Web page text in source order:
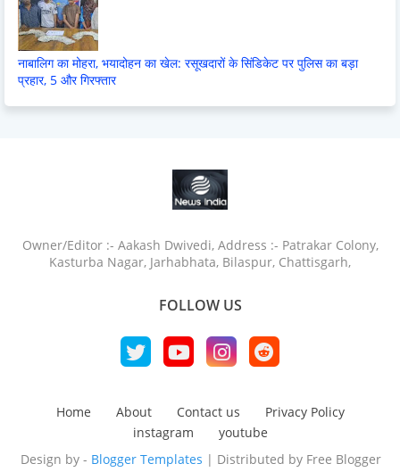
नाबालिग का मोहरा, भयादोहन का खेल: रसूखदारों के सिंडिकेट पर पुलिस का बड़ा
प्रहार, 5 और गिरफ्तार
Owner/Editor :- Aakash Dwivedi, Address :- Patrakar Colony,
Kasturba Nagar, Jarhabhata, Bilaspur, Chattisgarh,
FOLLOW US
Home About Contact us
Privacy Policy
instagram
youtube
Design by - Blogger Templates | Distributed by Free Blogger